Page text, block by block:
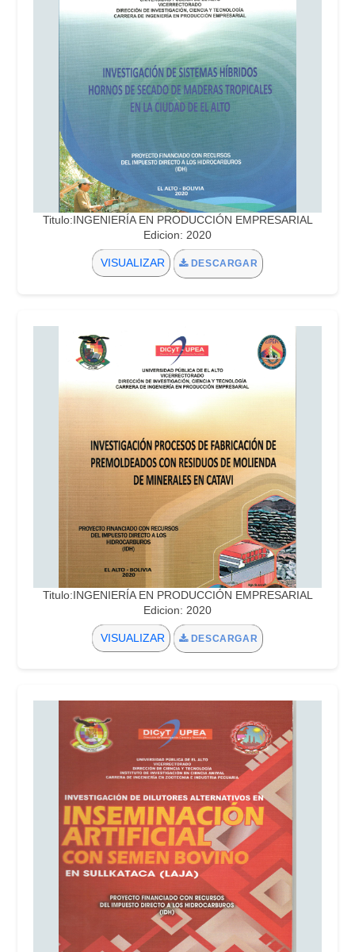
Titulo:INGENIERÍA EN PRODUCCIÓN EMPRESARIAL
Edicion: 2020
VISUALIZAR DESCARGAR
Titulo:INGENIERÍA EN PRODUCCIÓN EMPRESARIAL
Edicion: 2020
VISUALIZAR DESCARGAR